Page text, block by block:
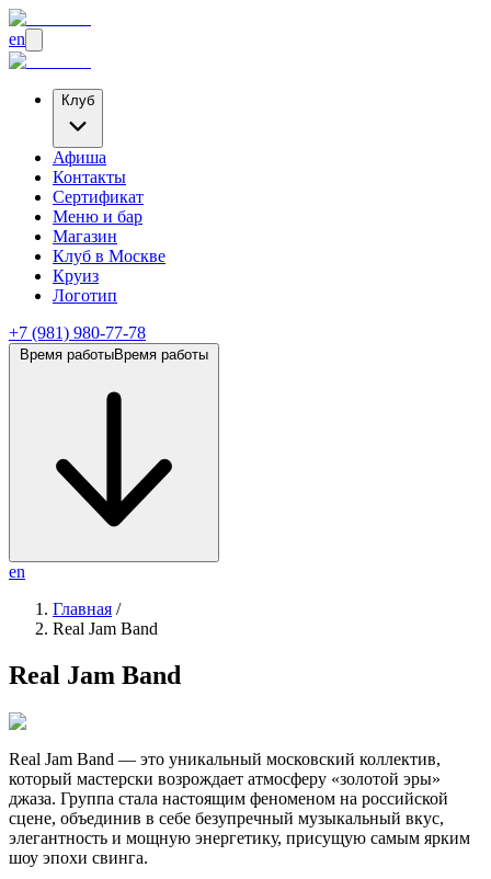
en
Клуб
Афиша
Контакты
Сертификат
Меню и бар
Магазин
Клуб в Москве
Круиз
Логотип
+7 (981) 980-77-78
Время работыВремя работы
en
Главная /
Real Jam Band
Real Jam Band
Real Jam Band — это уникальный московский коллектив,
который мастерски возрождает атмосферу «золотой эры»
джаза. Группа стала настоящим феноменом на российской
сцене, объединив в себе безупречный музыкальный вкус,
элегантность и мощную энергетику, присущую самым ярким
шоу эпохи свинга.